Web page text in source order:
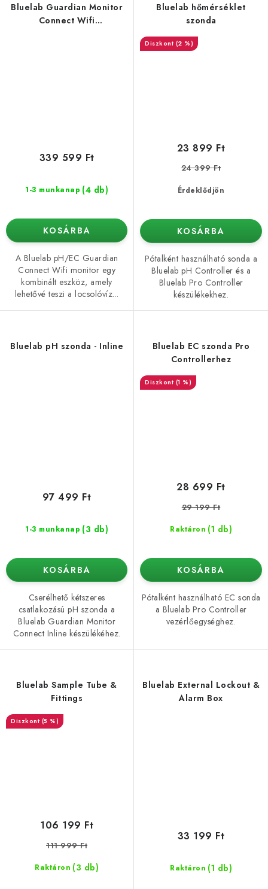
Bluelab Guardian Monitor
Connect Wifi
1-3 munkanap (4 db)
339 599 Ft
KOSÁRBA
A Bluelab pH/EC Guardian
Connect Wifi monitor egy
kombinált eszköz, amely
lehetővé teszi a locsolóvíz...
Bluelab hőmérséklet
szonda
(2 %)
Érdeklődjön
23 899 Ft
24 399 Ft
KOSÁRBA
Pótalként használható sonda a
Bluelab pH Controller és a
Bluelab Pro Controller
készülékekhez.
Bluelab pH szonda - Inline
1-3 munkanap (3 db)
97 499 Ft
KOSÁRBA
Cserélhető kétszeres
csatlakozású pH szonda a
Bluelab Guardian Monitor
Connect Inline készülékéhez.
Bluelab EC szonda Pro
Controllerhez
(1 %)
Raktáron (1 db)
28 699 Ft
29 199 Ft
KOSÁRBA
Pótalként használható EC sonda
a Bluelab Pro Controller
vezérlőegységhez.
Bluelab Sample Tube &
Fittings
(5 %)
Raktáron (3 db)
106 199 Ft
111 999 Ft
Bluelab External Lockout &
Alarm Box
Raktáron (1 db)
33 199 Ft